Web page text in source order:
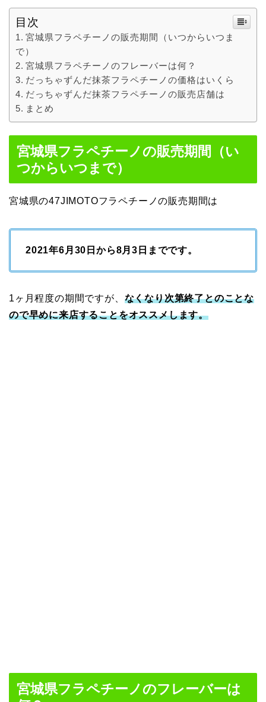
目次
宮城県フラペチーノの販売期間（いつからいつま
で）
宮城県フラペチーノのフレーバーは何？
だっちゃずんだ抹茶フラペチーノの価格はいくら
だっちゃずんだ抹茶フラペチーノの販売店舗は
まとめ
宮城県フラペチーノの販売期間（い
つからいつまで）
宮城県の47JIMOTOフラペチーノの販売期間は
2021年6月30日から8月3日までです。
1ヶ月程度の期間ですが、 なくなり次第終了とのことな
ので早めに来店することをオススメします。
宮城県フラペチーノのフレーバーは